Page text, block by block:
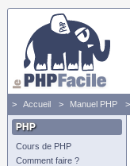
Accueil Manuel PHP
PHP
Cours de PHP
Comment faire ?